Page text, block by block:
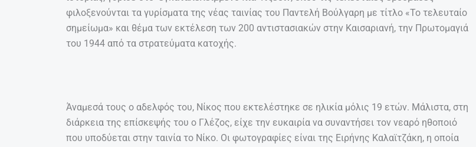
φιλοξενούνται τα γυρίσματα της νέας ταινίας του Παντελή Βούλγαρη με τίτλο «Το τελευταίο
σημείωμα» και θέμα των εκτέλεση των 200 αντιστασιακών στην Καισαριανή, την Πρωτομαγιά
του 1944 από τα στρατεύματα κατοχής.
Άναμεσά τους ο αδελφός του, Νίκος που εκτελέστηκε σε ηλικία μόλις 19 ετών. Μάλιστα, στη
διάρκεια της επίσκεψής του ο Γλέζος, είχε την ευκαιρία να συναντήσει τον νεαρό ηθοποιό
που υποδύεται στην ταινία το Νίκο. Οι φωτογραφίες είναι της Ειρήνης Καλαϊτζάκη, η οποία